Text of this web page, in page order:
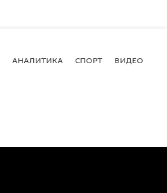
АНАЛИТИКА СПОРТ ВИДЕО